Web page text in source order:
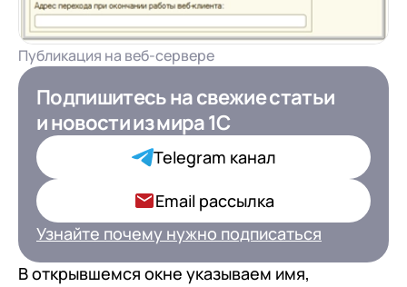
Публикация на веб-сервере
Подпишитесь на свежие статьи
и новостииз мира 1С
Telegram канал
Email рассылка
Узнайте почему нужно подписаться
Подпишитесь на свежие статьи
и новостииз мира 1С для ИТ-
Директоров
В открывшемся окне указываем имя,